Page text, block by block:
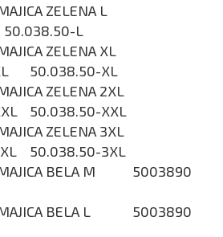
ZELENA L
50.038.50-L
ZELENA XL
50.038.50-XL
ZELENA 2XL
50.038.50-XXL
ZELENA 3XL
50.038.50-3XL
BELA M
5003890
BELA L
5003890